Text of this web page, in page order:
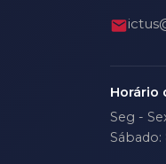
Horário
Seg -
Sábado: